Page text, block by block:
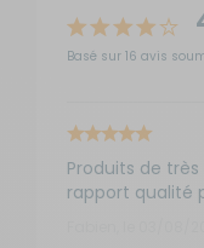
Basé sur 16 avis
Produits de
rapport qualité